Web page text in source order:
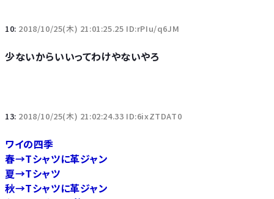
10: 2018/10/25(木) 21:01:25.25 ID:rPIu/q6JM
少ないからいいってわけやないやろ
13: 2018/10/25(木) 21:02:24.33 ID:6ixZTDAT0
ワイの四季
春→Tシャツに革ジャン
夏→Tシャツ
秋→Tシャツに革ジャン